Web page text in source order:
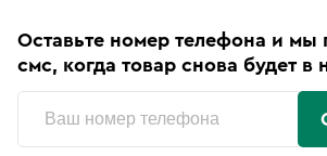
Оставьте номер телефона и мы
смс, когда товар снова будет в